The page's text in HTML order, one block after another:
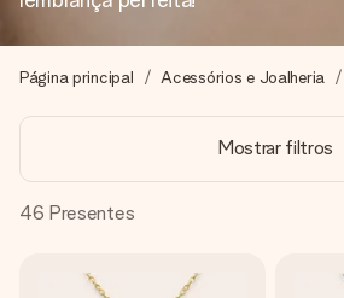
Cria algo único em apenas alguns
dela, uma foto ou uma mensagem
coração. Sem complicações, apenas
momento especial.
Página principal Acessórios e Joalheria
Mostrar filtros
46 Presentes